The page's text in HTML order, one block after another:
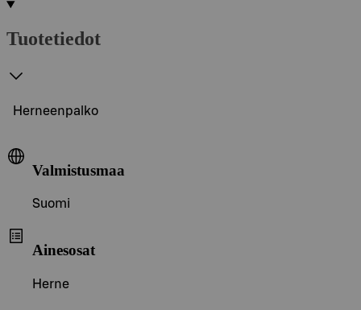
Tuotetiedot
Herneenpalko
Valmistusmaa
Suomi
Ainesosat
Herne